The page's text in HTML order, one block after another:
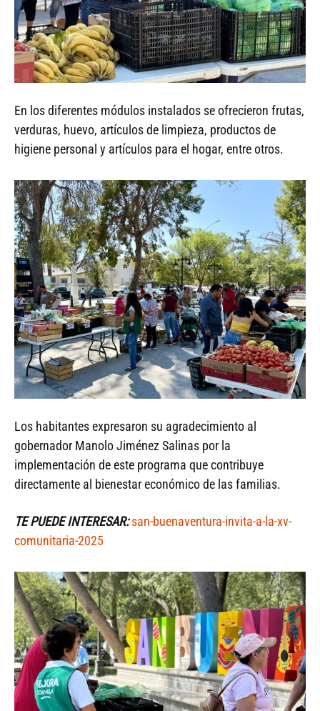
En los diferentes módulos instalados se ofrecieron frutas,
verduras, huevo, artículos de limpieza, productos de
higiene personal y artículos para el hogar, entre otros.
Los habitantes expresaron su agradecimiento al
gobernador Manolo Jiménez Salinas por la
implementación de este programa que contribuye
directamente al bienestar económico de las familias.
TE PUEDE INTERESAR: san-buenaventura-invita-a-la-xv-
comunitaria-2025